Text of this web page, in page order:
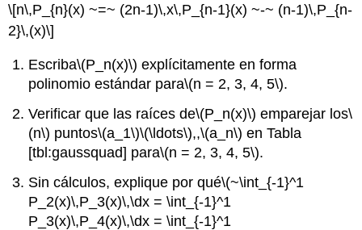
\[n\,P_{n}(x) ~=~ (2n-1)\,x\,P_{n-1}(x) ~-~ (n-1)\,P_{n-
2}\,(x)\]
Escriba\(P_n(x)\) explícitamente en forma
polinomio estándar para\(n = 2, 3, 4, 5\).
Verificar que las raíces de\(P_n(x)\) emparejar los\
(n\) puntos\(a_1\)\(\ldots\),,\(a_n\) en Tabla
[tbl:gaussquad] para\(n = 2, 3, 4, 5\).
Sin cálculos, explique por qué\(~\int_{-1}^1
P_2(x)\,P_3(x)\,\dx = \int_{-1}^1
P_3(x)\,P_4(x)\,\dx = \int_{-1}^1